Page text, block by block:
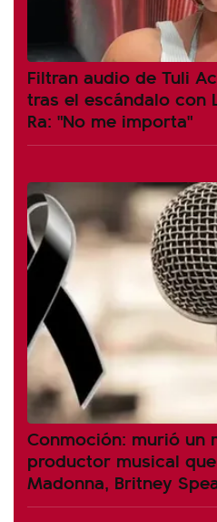
Filtran audio de Tuli
tras el escándalo con
Ra: "No me importa"
Conmoción: murió un
productor musical
Madonna, Britney